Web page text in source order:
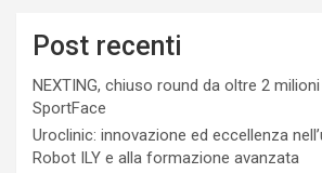
Post recenti
NEXTING, chiuso round da oltre 2
SportFace
Uroclinic: innovazione ed eccellenza
Robot ILY e alla formazione avanzata